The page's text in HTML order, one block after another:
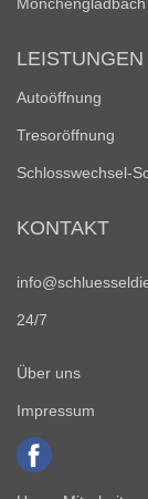
LEISTUNGEN
Autoöffnung
Tresoröffnung
Schlosswechsel-
KONTAKT
24/7
Über uns
Impressum